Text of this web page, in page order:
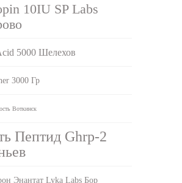
10IU SP Labs
5000 Шелехов
3000 Гр
Воткинск
Пептид Ghrp-2
Энантат Lyka Labs Бор